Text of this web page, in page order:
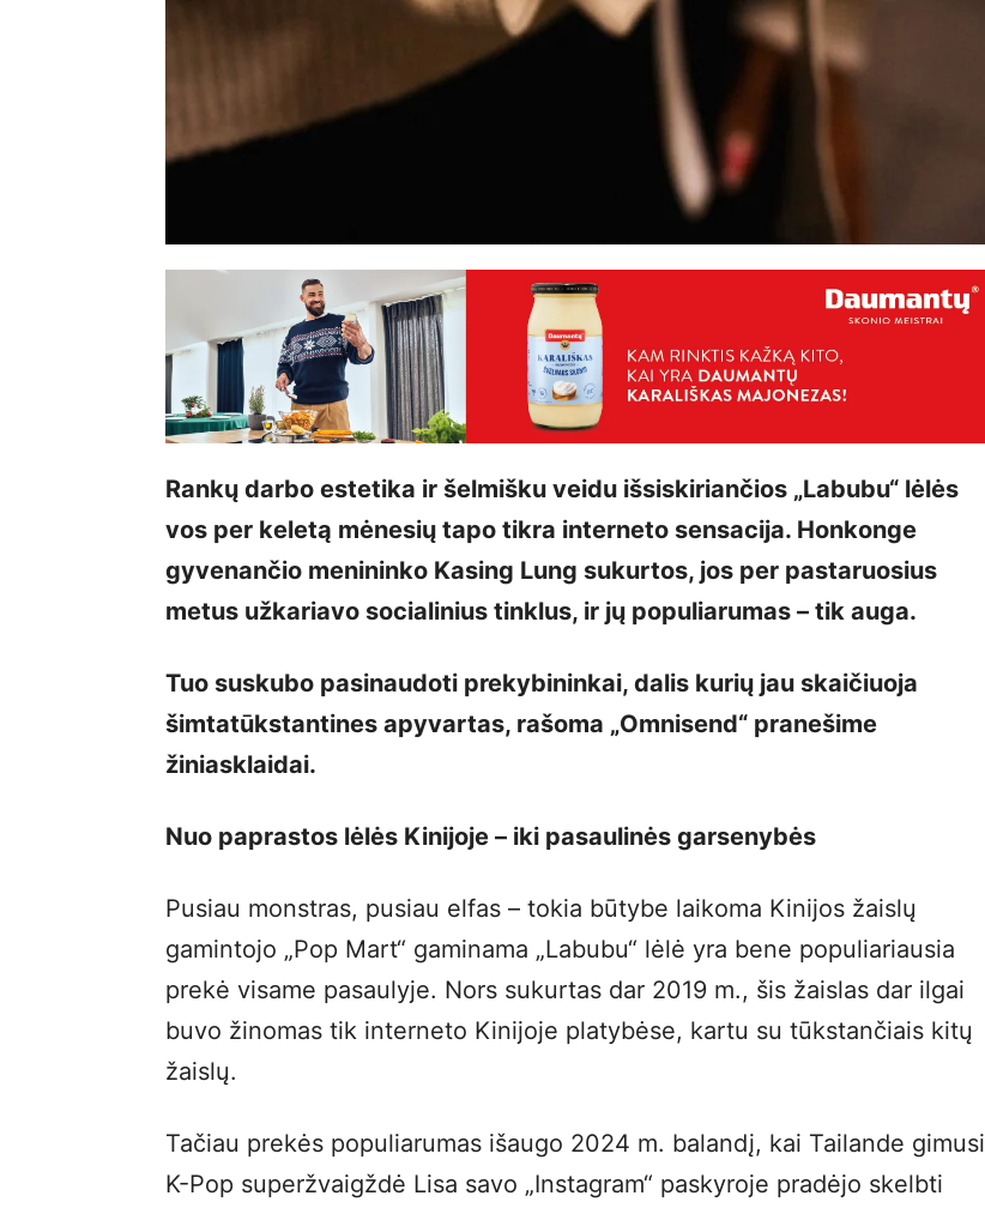
Rankų darbo estetika ir šelmišku veidu išsiskiriančios „Labubu“ lėlės
vos per keletą mėnesių tapo tikra interneto sensacija. Honkonge
gyvenančio menininko Kasing Lung sukurtos, jos per pastaruosius
metus užkariavo socialinius tinklus, ir jų populiarumas – tik auga.
Tuo suskubo pasinaudoti prekybininkai, dalis kurių jau skaičiuoja
šimtatūkstantines apyvartas, rašoma „Omnisend“ pranešime
žiniasklaidai.
Nuo paprastos lėlės Kinijoje – iki pasaulinės garsenybės
Pusiau monstras, pusiau elfas – tokia būtybe laikoma Kinijos žaislų
gamintojo „Pop Mart“ gaminama „Labubu“ lėlė yra bene populiariausia
prekė visame pasaulyje. Nors sukurtas dar 2019 m., šis žaislas dar ilgai
buvo žinomas tik interneto Kinijoje platybėse, kartu su tūkstančiais kitų
žaislų.
Tačiau prekės populiarumas išaugo 2024 m. balandį, kai Tailande gimusi
K-Pop superžvaigždė Lisa savo „Instagram“ paskyroje pradėjo skelbti